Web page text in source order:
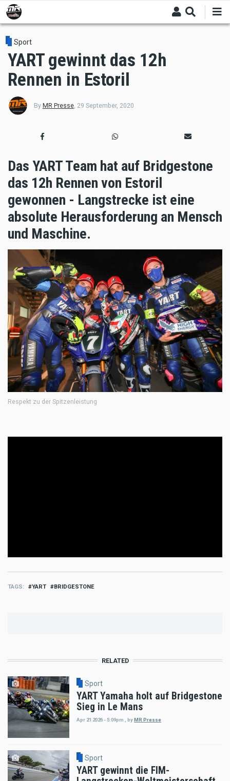
Skip
to
main
content
Sport
YART gewinnt das 12h
Rennen in Estoril
By MR Presse, 29 September, 2020
Das YART Team hat auf Bridgestone
das 12h Rennen von Estoril
gewonnen - Langstrecke ist eine
absolute Herausforderung an Mensch
und Maschine.
Respekt zu der Spitzenleistung
TAGS YART BRIDGESTONE
RELATED
Sport
YART Yamaha holt auf Bridgestone
Sieg in Le Mans
Apr 21 2026 - 5:09pm byMR Presse
Sport
YART gewinnt die FIM-